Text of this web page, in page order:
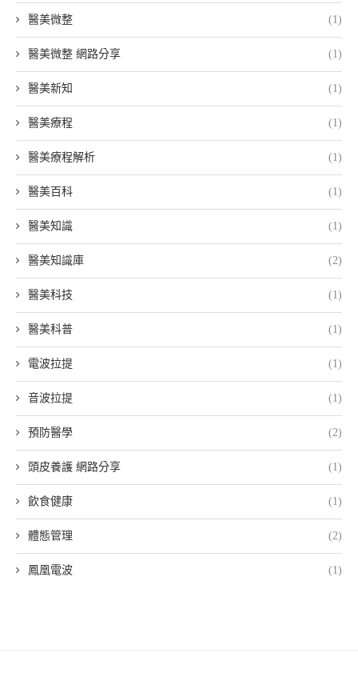
醫美微整 (1)
醫美微整 網路分享 (1)
醫美新知 (1)
醫美療程 (1)
醫美療程解析 (1)
醫美百科 (1)
醫美知識 (1)
醫美知識庫 (2)
醫美科技 (1)
醫美科普 (1)
電波拉提 (1)
音波拉提 (1)
預防醫學 (2)
頭皮養護 網路分享 (1)
飲食健康 (1)
體態管理 (2)
鳳凰電波 (1)